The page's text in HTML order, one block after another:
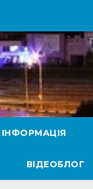
ВІДЕОБЛОГ